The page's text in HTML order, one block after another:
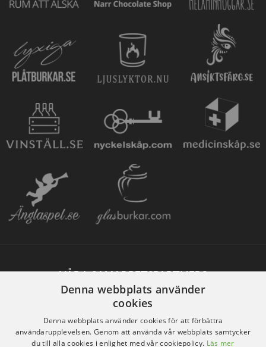
VÅRA SAMARBETSPARTNERS
Denna webbplats använder
cookies
Denna webbplats använder cookies för att förbättra
användarupplevelsen. Genom att använda vår webbplats samtycker
du till alla cookies i enlighet med vår cookiepolicy. Läs mer